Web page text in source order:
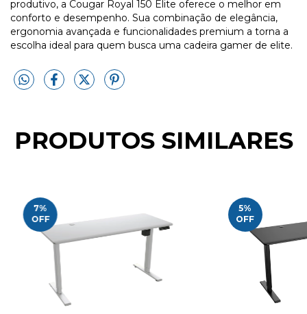
produtivo, a Cougar Royal 150 Elite oferece o melhor em
conforto e desempenho. Sua combinação de elegância,
ergonomia avançada e funcionalidades premium a torna a
escolha ideal para quem busca uma cadeira gamer de elite.
PRODUTOS SIMILARES
7%
OFF
5%
OFF